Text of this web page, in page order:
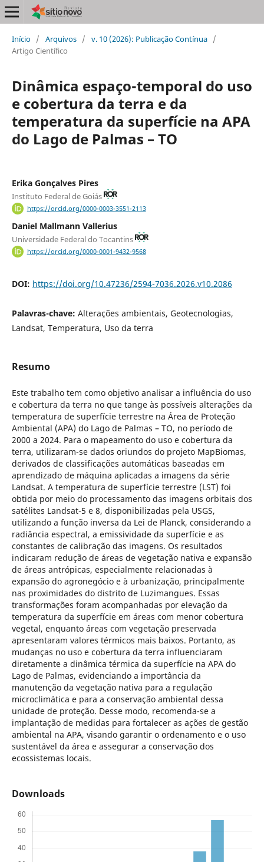
Início / Arquivos / v. 10 (2026): Publicação Contínua /
Artigo Científico
Dinâmica espaço-temporal do uso
e cobertura da terra e da
temperatura da superfície na APA
do Lago de Palmas – TO
Erika Gonçalves Pires
Instituto Federal de Goiás
https://orcid.org/0000-0003-3551-2113
Daniel Mallmann Vallerius
Universidade Federal do Tocantins
https://orcid.org/0000-0001-9432-9568
DOI: https://doi.org/10.47236/2594-7036.2026.v10.2086
Palavras-chave: Alterações ambientais, Geotecnologias,
Landsat, Temperatura, Uso da terra
Resumo
Este trabalho tem como objetivo analisar a influência do uso
e cobertura da terra no que tange às possíveis alterações da
temperatura de superfície terrestre na Área de Proteção
Ambiental (APA) do Lago de Palmas – TO, no período de
2000 a 2024. Para o mapeamento do uso e cobertura da
terra, utilizaram-se dados oriundos do projeto MapBiomas,
derivados de classificações automáticas baseadas em
aprendizado de máquina aplicadas a imagens da série
Landsat. A temperatura de superfície terrestre (LST) foi
obtida por meio do processamento das imagens orbitais dos
satélites Landsat-5 e 8, disponibilizadas pela USGS,
utilizando a função inversa da Lei de Planck, considerando a
radiância espectral, a emissividade da superfície e as
constantes de calibração das imagens. Os resultados
indicaram redução de áreas de vegetação nativa e expansão
de áreas antrópicas, especialmente relacionadas à
expansão do agronegócio e à urbanização, principalmente
nas proximidades do distrito de Luzimangues. Essas
transformações foram acompanhadas por elevação da
temperatura da superfície em áreas com menor cobertura
vegetal, enquanto áreas com vegetação preservada
apresentaram valores térmicos mais baixos. Portanto, as
mudanças no uso e cobertura da terra influenciaram
diretamente a dinâmica térmica da superfície na APA do
Lago de Palmas, evidenciando a importância da
manutenção da vegetação nativa para a regulação
microclimática e para a conservação ambiental dessa
unidade de proteção. Desse modo, recomenda-se a
implantação de medidas para fortalecer as ações de gestão
ambiental na APA, visando garantir o ordenamento e o uso
sustentável da área e assegurar a conservação dos
ecossistemas locais.
Downloads